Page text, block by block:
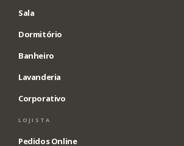
Sala
Dormitório
Banheiro
Lavanderia
Corporativo
LOJISTA
Pedidos Online